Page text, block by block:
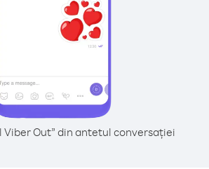
Viber Out” din antetul conversației